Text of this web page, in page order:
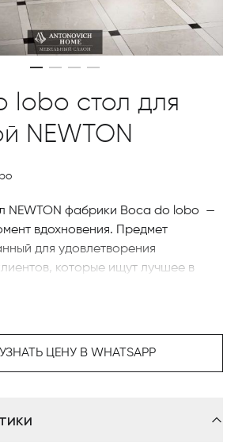
lobo стол для
NEWTON
NEWTON фабрики Boca do lobo —
вдохновения. Предмет
для удовлетворения
которые ищут лучшее в
и высококачественными
и позолочен. Его фактура
УЗНАТЬ ЦЕНУ В WHATSAPP